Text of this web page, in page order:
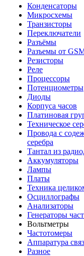
Конденсаторы
Микросхемы
Транзисторы
Переключатели
Разъёмы
Разъемы от
Резисторы
Реле
Процессоры
Потенциометры
Диоды
Корпуса часов
Платиновая
Техническое
Провода с
серебра
Тантал из
Аккумуляторы
Лампы
Платы
Техника
Осциллографы
Анализаторы
Генераторы
Вольтметры
Частотомеры
Аппаратура
Разное